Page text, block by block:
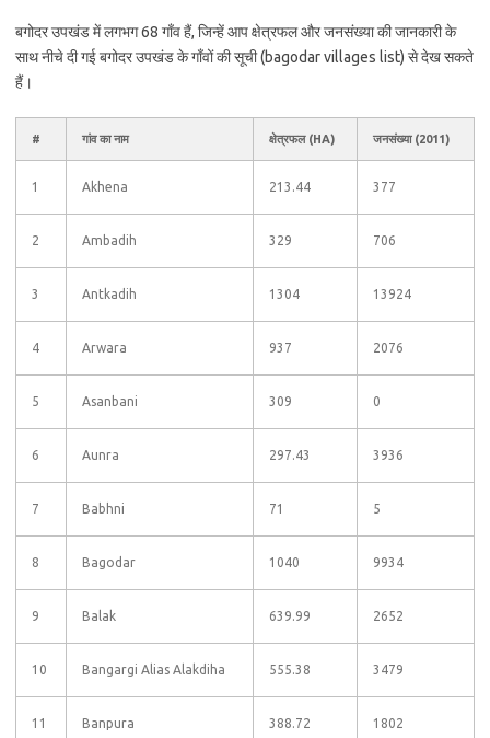
बगोदर उपखंड में लगभग 68 गाँव हैं, जिन्हें आप क्षेत्रफल और जनसंख्या की जानकारी के
साथ नीचे दी गई बगोदर उपखंड के गाँवों की सूची (bagodar villages list) से देख सकते
हैं।
# गांव का नाम क्षेत्रफल (HA) जनसंख्या (2011)
1 Akhena 213.44 377
2 Ambadih 329 706
3 Antkadih 1304 13924
4 Arwara 937 2076
5 Asanbani 309 0
6 Aunra 297.43 3936
7 Babhni 71 5
8 Bagodar 1040 9934
9 Balak 639.99 2652
10 Bangargi Alias Alakdiha 555.38 3479
11 Banpura 388.72 1802